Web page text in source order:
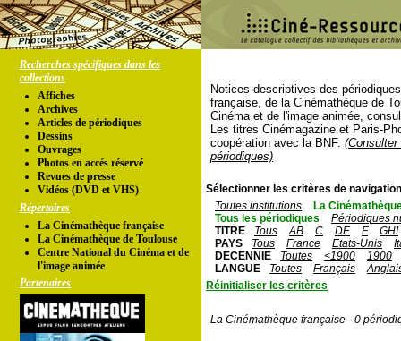
Recherches spécifiques dans les
collections
Affiches
Archives
Articles de périodiques
Dessins
Ouvrages
Photos en accés réservé
Revues de presse
Vidéos (DVD et VHS)
Répertoires
La Cinémathèque française
La Cinémathèque de Toulouse
Centre National du Cinéma et de
l'image animée
Partenaires
Notices descriptives des
française, de la Cinémathèque de
Cinéma et de l'image animée,
Les titres Cinémagazine et Paris-
coopération avec la BNF.
périodiques)
Sélectionner les critères de
Toutes institutions
La
Tous les périodiques
Périodiques
TITRE
Tous AB C DE F
GHI
PAYS
Tous France Etats-Unis
DECENNIE
Toutes <1900
1900
LANGUE
Toutes Français
Réinitialiser les critères
La Cinémathèque française - 0